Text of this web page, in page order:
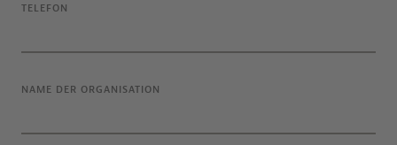
TELEFON
NAME DER ORGANISATION